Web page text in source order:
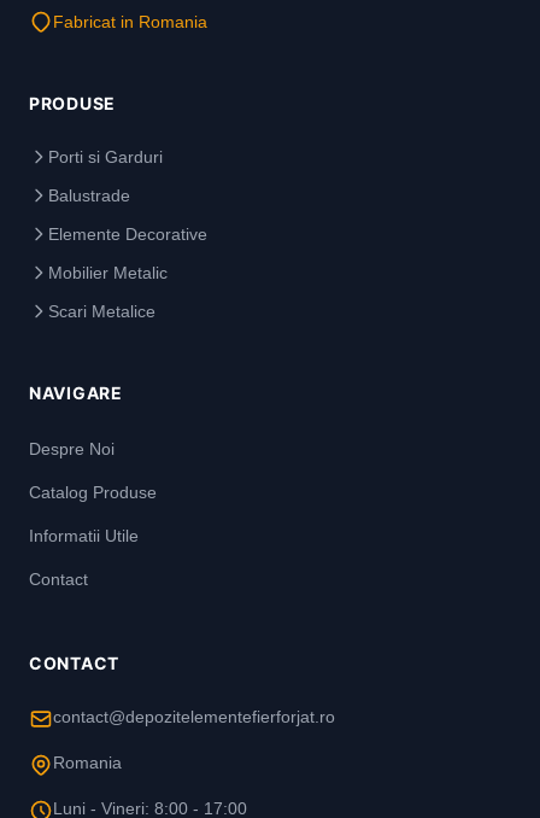
Fabricat in Romania
PRODUSE
Porti si Garduri
Balustrade
Elemente Decorative
Mobilier Metalic
Scari Metalice
NAVIGARE
Despre Noi
Catalog Produse
Informatii Utile
Contact
CONTACT
contact@depozitelementefierforjat.ro
Romania
Luni - Vineri: 8:00 - 17:00